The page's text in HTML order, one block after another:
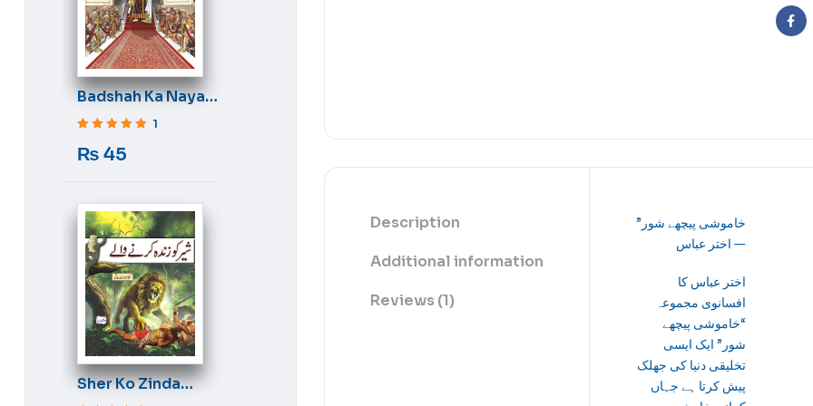
Description
Additional information
Reviews (1)
خاموشی پیچھے شور”
— اختر عباس
اختر عباس کا
افسانوی مجموعہ
“خاموشی پیچھے
شور” ایک ایسی
تخلیقی دنیا کی جھلک
پیش کرتا ہے جہاں
Badshah Ka Naya
Libas
1
₨ 45
Sher Ko Zinda